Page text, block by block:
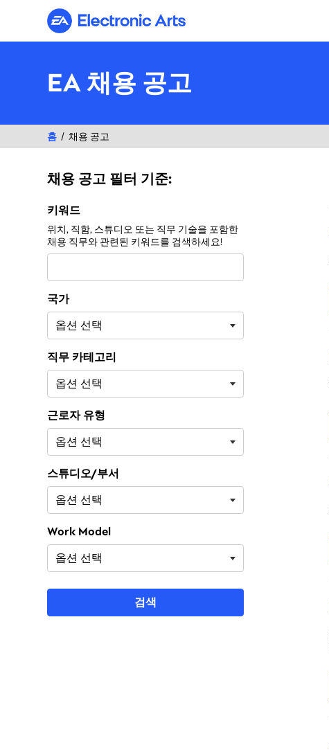
Electronic Arts
EA 채용 공고
홈 채용 공고
채용 공고 필터 기준:
채용 공고 필터 기준:
키워드
위치, 직함, 스튜디오 또는 직무 기술을 포함한
채용 직무와 관련된 키워드를 검색하세요!
국가
직무 카테고리
근로자 유형
스튜디오/부서
Work Model
검색